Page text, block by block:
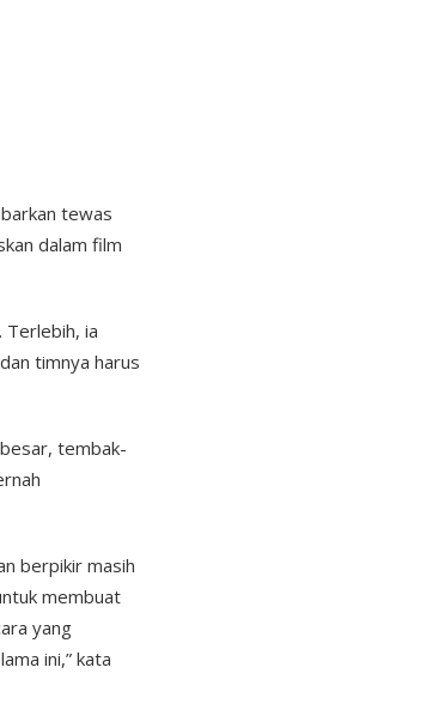
tewas
dalam film
Terlebih, ia
dan timnya harus
tembak-
berpikir masih
membuat
yang
ini,” kata